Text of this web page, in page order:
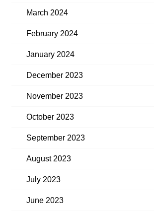
March 2024
February 2024
January 2024
December 2023
November 2023
October 2023
September 2023
August 2023
July 2023
June 2023